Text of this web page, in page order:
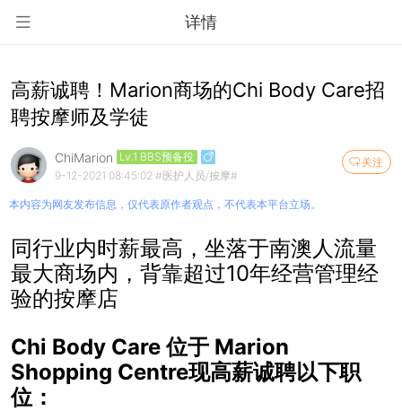
详情
高薪诚聘！Marion商场的Chi Body Care招
聘按摩师及学徒
关注
ChiMarion Lv.1 BBS预备役
9-12-2021 08:45:02 #医护人员/按摩#
本内容为网友发布信息，仅代表原作者观点，不代表本平台立场。
同行业内时薪最高，坐落于南澳人流量
最大商场内，背靠超过10年经营管理经
验的按摩店
Chi Body Care 位于 Marion
Shopping Centre现高薪诚聘以下职
位：